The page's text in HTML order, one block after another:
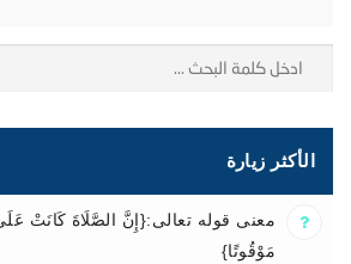
الأكثر زيارة
معنى قوله تعالى:{إِنَّ الصَّلَاةَ كَانَتْ عَلَى
مَوْقُوتًا}